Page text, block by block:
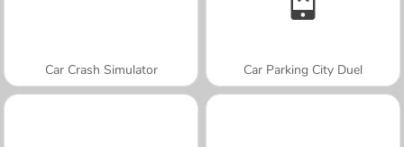
Car Crash Simulator Car Parking City Duel